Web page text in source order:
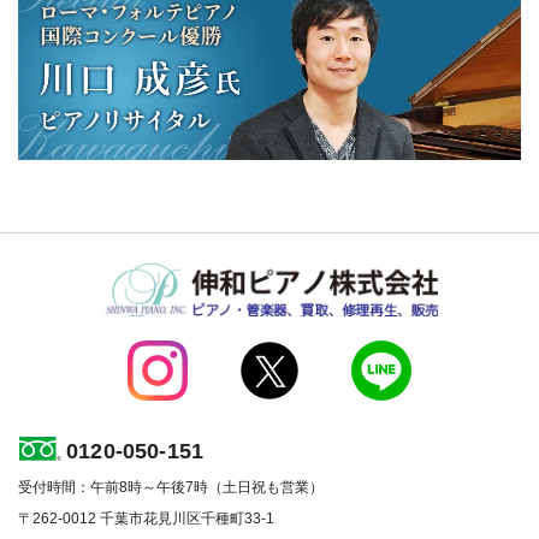
0120-050-151
受付時間：午前8時～午後7時（土日祝も営業）
〒262-0012 千葉市花見川区千種町33-1